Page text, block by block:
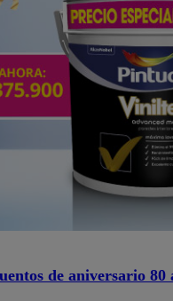
de aniversario